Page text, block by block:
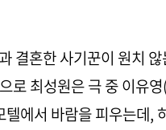
결혼한 사기꾼이 원치
로 최성원은 극 중 이유
에서 바람을 피우는데,